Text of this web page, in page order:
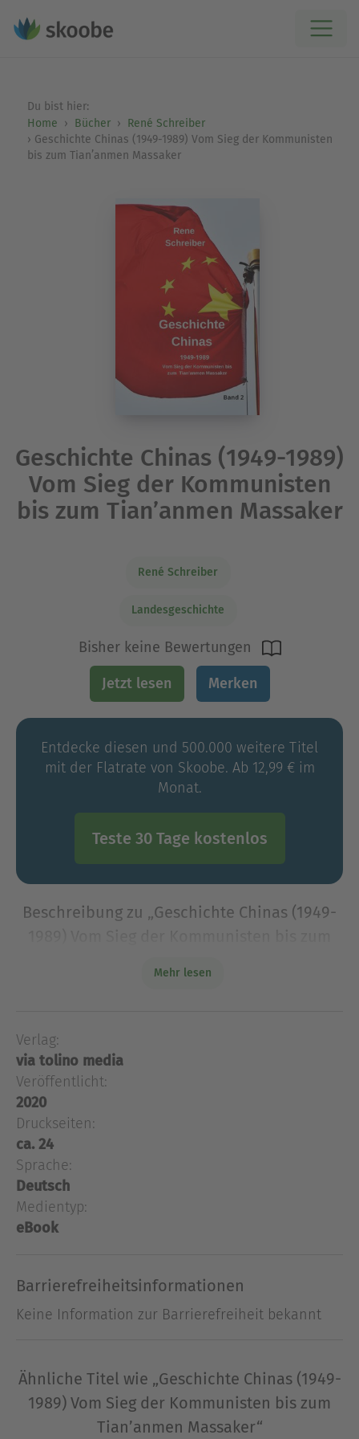
Du bist hier:
Home
Bücher
René Schreiber
Geschichte Chinas (1949-1989) Vom Sieg der Kommunisten
bis zum Tian’anmen Massaker
Geschichte Chinas (1949-1989)
Vom Sieg der Kommunisten
bis zum Tian’anmen Massaker
René Schreiber
Landesgeschichte
Bisher keine Bewertungen
Jetzt lesen Merken
Entdecke diesen und 500.000 weitere Titel
mit der Flatrate von Skoobe. Ab 12,99 € im
Monat.
Teste 30 Tage kostenlos
Beschreibung zu „Geschichte Chinas (1949-
Erniedrigung durch die europäischen Mächte und
Japans. In diesem Band 2 betrachten wir den Sieg
der Kommunis
Die Geschichte Chinas seit den Opiumkriegen ist
ein Kampf mit der eigenen Identität und der
Erniedrigung durch die europäischen Mächte und
Japans. In diesem Band 2 betrachten wir den Sieg
der Kommunisten, die Flucht der Nationalisten
nach Taiwan, die Zeit der Volksrepublik China
unter Mao und unter Deng Xiaoping bis zum
Tian’anmen Massaker.
Über René Schreiber
geb. 1982; Hobby-Läufer und -Fußballer;
Briefmarkensammler; begeisterter
Mehr lesen
Ausblenden
Verlag:
via tolino media
Veröffentlicht:
2020
Druckseiten:
ca. 24
Sprache:
Deutsch
Medientyp:
eBook
Barrierefreiheitsinformationen
Keine Information zur Barrierefreiheit bekannt
Ähnliche Titel wie „Geschichte Chinas (1949-
1989) Vom Sieg der Kommunisten bis zum
Tian’anmen Massaker“